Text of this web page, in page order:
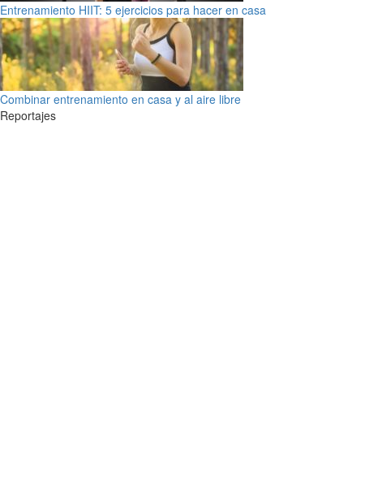
Entrenamiento HIIT: 5 ejercicios para hacer en casa
Combinar entrenamiento en casa y al aire libre
Reportajes